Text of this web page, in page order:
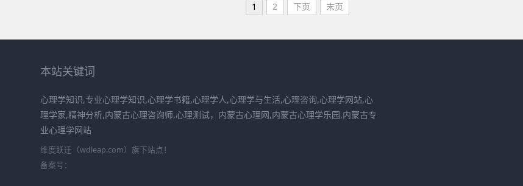
1 2 下页 末页
本站关键词
心理学知识,专业心理学知识,心理学书籍,心理学人,心理学与生活,心理咨询,心理学网站,心
理学家,精神分析,内蒙古心理咨询师,心理测试，内蒙古心理网,内蒙古心理学乐园,内蒙古专
业心理学网站
维度跃迁（wdleap.com）旗下站点！
备案号：